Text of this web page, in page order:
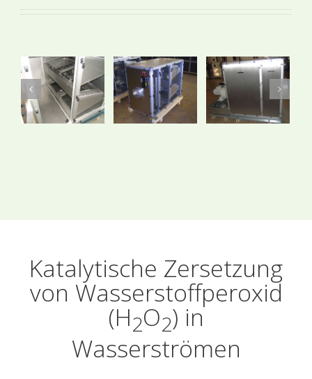
Katalytische Zersetzung
von Wasserstoffperoxid
(H2O2) in
Wasserströmen